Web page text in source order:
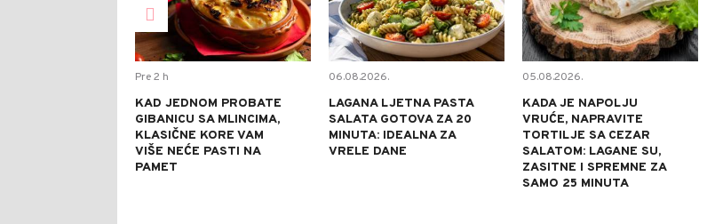
Pre 2 h
KAD JEDNOM PROBATE
GIBANICU SA MLINCIMA,
KLASIČNE KORE VAM
VIŠE NEĆE PASTI NA
PAMET
06.08.2026.
LAGANA LJETNA PASTA
SALATA GOTOVA ZA 20
MINUTA: IDEALNA ZA
VRELE DANE
05.08.2026.
KADA JE NAPOLJU
VRUĆE, NAPRAVITE
TORTILJE SA CEZAR
SALATOM: LAGANE SU,
ZASITNE I SPREMNE ZA
SAMO 25 MINUTA